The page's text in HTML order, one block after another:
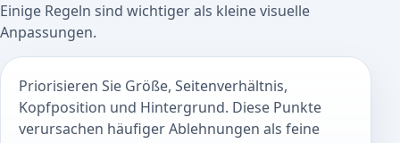
Einige Regeln sind wichtiger als kleine visuelle
Anpassungen.
Priorisieren Sie Größe, Seitenverhältnis,
Kopfposition und Hintergrund. Diese Punkte
verursachen häufiger Ablehnungen als feine